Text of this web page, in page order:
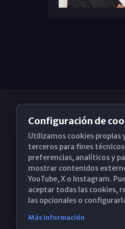
Obispado
Santa María,
(+34) 952 224
Configuración de
Utilizamos cookies propias
terceros para fines
preferencias, analíticos y
mostrar contenidos
YouTube, X o Instagram.
aceptar todas las cookies,
las opcionales o
Más información